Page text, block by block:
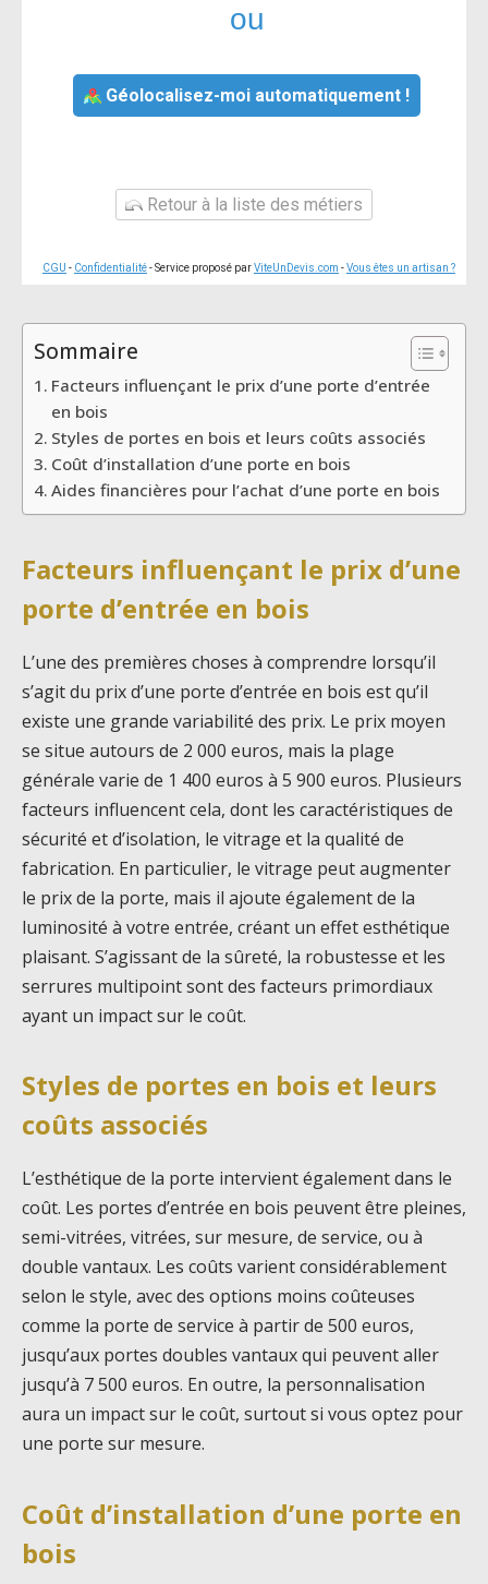
ou
Géolocalisez-moi automatiquement !
Retour à la liste des métiers
CGU - Confidentialité- Service proposé parViteUnDevis.com -Vous êtes un artisan ?
Sommaire
Facteurs influençant le prix d’une porte d’entrée
en bois
Styles de portes en bois et leurs coûts associés
Coût d’installation d’une porte en bois
Aides financières pour l’achat d’une porte en bois
Facteurs influençant le prix d’une
porte d’entrée en bois
L’une des premières choses à comprendre lorsqu’il
s’agit du prix d’une porte d’entrée en bois est qu’il
existe une grande variabilité des prix. Le prix moyen
se situe autours de 2 000 euros, mais la plage
générale varie de 1 400 euros à 5 900 euros. Plusieurs
facteurs influencent cela, dont les caractéristiques de
sécurité et d’isolation, le vitrage et la qualité de
fabrication. En particulier, le vitrage peut augmenter
le prix de la porte, mais il ajoute également de la
luminosité à votre entrée, créant un effet esthétique
plaisant. S’agissant de la sûreté, la robustesse et les
serrures multipoint sont des facteurs primordiaux
ayant un impact sur le coût.
Styles de portes en bois et leurs
coûts associés
L’esthétique de la porte intervient également dans le
coût. Les portes d’entrée en bois peuvent être pleines,
semi-vitrées, vitrées, sur mesure, de service, ou à
double vantaux. Les coûts varient considérablement
selon le style, avec des options moins coûteuses
comme la porte de service à partir de 500 euros,
jusqu’aux portes doubles vantaux qui peuvent aller
jusqu’à 7 500 euros. En outre, la personnalisation
aura un impact sur le coût, surtout si vous optez pour
une porte sur mesure.
Coût d’installation d’une porte en
bois